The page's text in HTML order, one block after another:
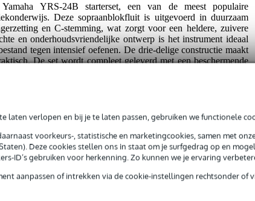
laten verlopen en bij je te laten passen, gebruiken we functionele
voorkeurs-, statistische en marketingcookies, samen met
Deze cookies stellen ons in staat om je surfgedrag op en
ID’s gebruiken voor herkenning. Zo kunnen we je ervaring
aanpassen of intrekken via de cookie-instellingen rechtsonder of
YRS-24B starterset, een van de meest populaire
Deze sopraanblokfluit is uitgevoerd in duurzaam
en C-stemming, wat zorgt voor een heldere, zuivere
en onderhoudsvriendelijke ontwerp is het instrument ideaal
tegen intensief oefenen. De drie-delige constructie maakt
De set wordt compleet geleverd met een beschermende
en gestructureerd kunt oefenen en stap voor stap je
met een Duitse boring in C.
De werkelijke kleur kan eventueel iets afwijken.